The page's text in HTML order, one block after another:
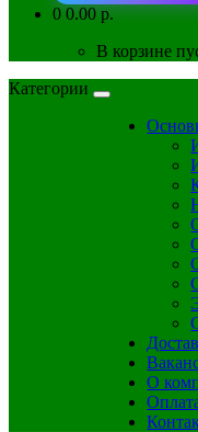
00.00 р.
В корзине
Категории
О